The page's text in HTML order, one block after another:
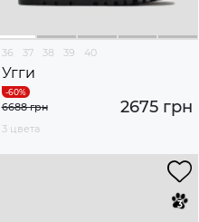
36 37 38 39 40
Угги
2675 грн
6688 грн
3 цвета